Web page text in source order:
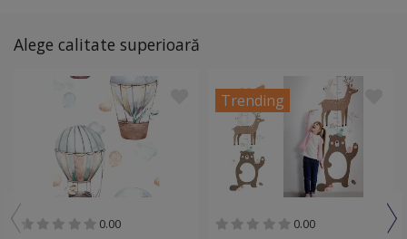
Alege calitate superioară
0.00
Trending
0.00